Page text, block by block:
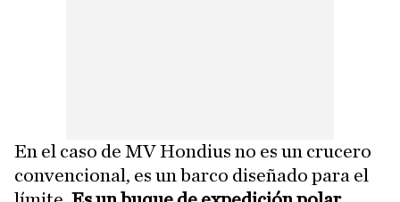
En el caso de MV Hondius no es un crucero
convencional, es un barco diseñado para el